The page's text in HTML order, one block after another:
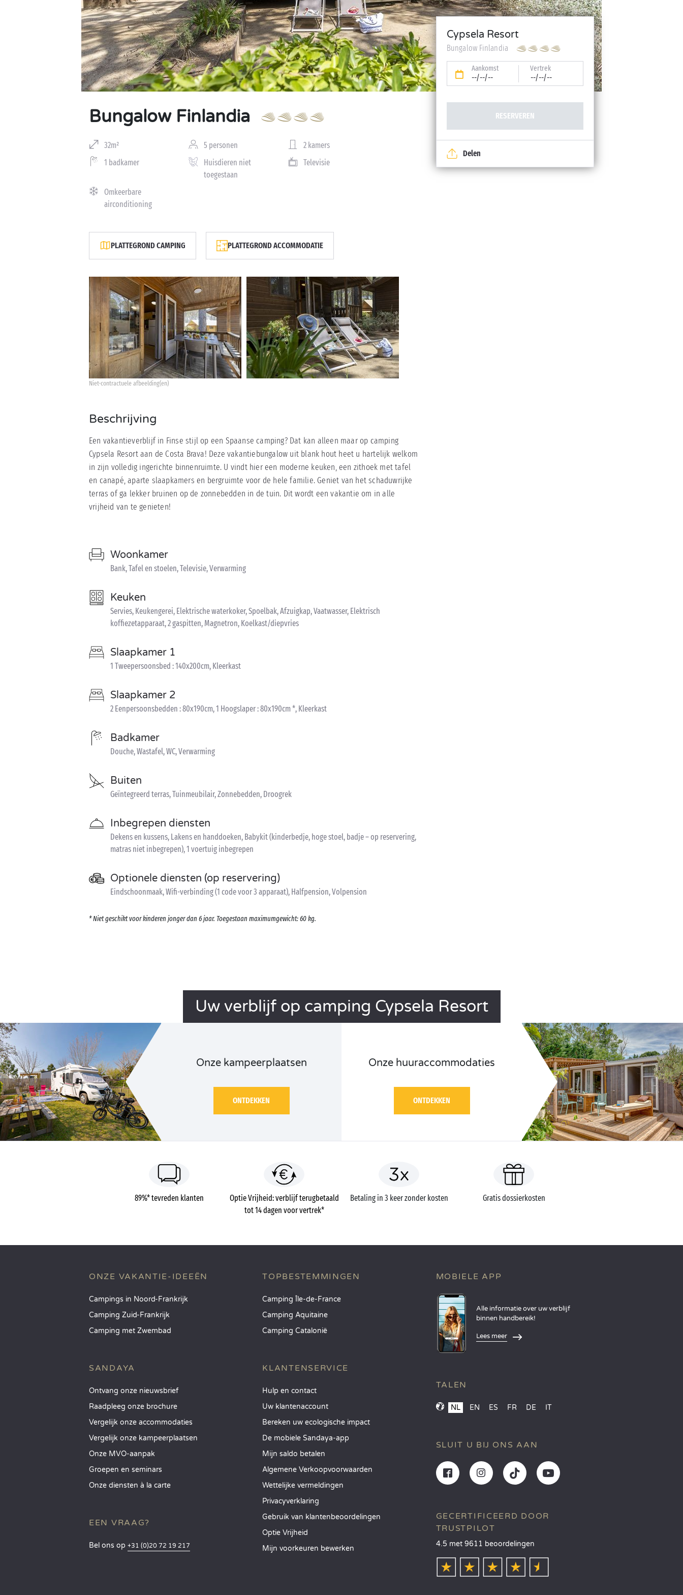
Bungalow Finlandia
32m² 5 personen
2 kamers
1 badkamer
Huisdieren niet
toegestaan
Televisie
Omkeerbare
airconditioning
PLATTEGROND CAMPING PLATTEGROND ACCOMMODATIE
Niet-contractuele afbeelding(en)
Beschrijving
Een vakantieverblijf in Finse stijl op een Spaanse camping? Dat kan alleen maar op camping
Cypsela Resort aan de Costa Brava! Deze vakantiebungalow uit blank hout heet u hartelijk welkom
in zijn volledig ingerichte binnenruimte. U vindt hier een moderne keuken, een zithoek met tafel
en canapé, aparte slaapkamers en bergruimte voor de hele familie. Geniet van het schaduwrijke
terras of ga lekker bruinen op de zonnebedden in de tuin. Dit wordt een vakantie om in alle
vrijheid van te genieten!
Woonkamer
Bank, Tafel en stoelen, Televisie, Verwarming
Keuken
Servies, Keukengerei, Elektrische waterkoker, Spoelbak, Afzuigkap, Vaatwasser, Elektrisch
koffiezetapparaat, 2 gaspitten, Magnetron, Koelkast/diepvries
Slaapkamer 1
1 Tweepersoonsbed : 140x200cm, Kleerkast
Slaapkamer 2
2 Eenpersoonsbedden : 80x190cm, 1 Hoogslaper : 80x190cm *, Kleerkast
Badkamer
Douche, Wastafel, WC, Verwarming
Buiten
Geïntegreerd terras, Tuinmeubilair, Zonnebedden, Droogrek
Inbegrepen diensten
Dekens en kussens, Lakens en handdoeken, Babykit (kinderbedje, hoge stoel, badje – op reservering,
matras niet inbegrepen), 1 voertuig inbegrepen
Optionele diensten (op reservering)
Eindschoonmaak, Wifi-verbinding (1 code voor 3 apparaat), Halfpension, Volpension
* Niet geschikt voor kinderen jonger dan 6 jaar. Toegestaan maximumgewicht: 60 kg.
Cypsela Resort
Bungalow Finlandia
Aankomst
--/--/--
Vertrek
--/--/--
RESERVEREN
Delen
Uw verblijf op camping Cypsela Resort
Onze kampeerplaatsen
ONTDEKKEN
Onze huuraccommodaties
ONTDEKKEN
89%* tevreden klanten
Optie Vrijheid: verblijf terugbetaald
tot 14 dagen voor vertrek*
Betaling in 3 keer zonder kosten Gratis dossierkosten
ONZE VAKANTIE-IDEEËN
Campings in Noord-Frankrijk
Camping Zuid-Frankrijk
Camping met Zwembad
SANDAYA
Ontvang onze nieuwsbrief
Raadpleeg onze brochure
Vergelijk onze accommodaties
Vergelijk onze kampeerplaatsen
Onze MVO-aanpak
Groepen en seminars
Onze diensten à la carte
EEN VRAAG?
Bel ons op +31 (0)20 72 19 217
TOPBESTEMMINGEN
Camping Île-de-France
Camping Aquitaine
Camping Catalonië
KLANTENSERVICE
Hulp en contact
Uw klantenaccount
Bereken uw ecologische impact
De mobiele Sandaya-app
Mijn saldo betalen
Algemene Verkoopvoorwaarden
Wettelijke vermeldingen
Privacyverklaring
Gebruik van klantenbeoordelingen
Optie Vrijheid
Mijn voorkeuren bewerken
MOBIELE APP
Alle informatie over uw verblijf
binnen handbereik!
Lees meer
TALEN
NL EN ES FR DE IT
SLUIT U BIJ ONS AAN
GECERTIFICEERD DOOR
TRUSTPILOT
4.5 met 9611 beoordelingen